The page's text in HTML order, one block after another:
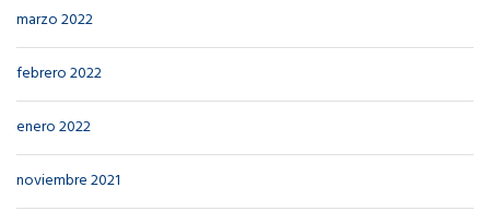
marzo 2022
febrero 2022
enero 2022
noviembre 2021